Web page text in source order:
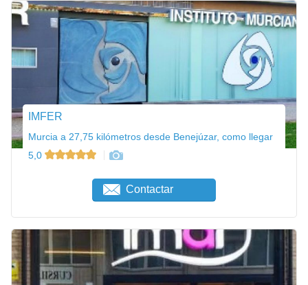
IMFER
Murcia a 27,75 kilómetros desde Benejúzar, como llegar
5,0
Contactar